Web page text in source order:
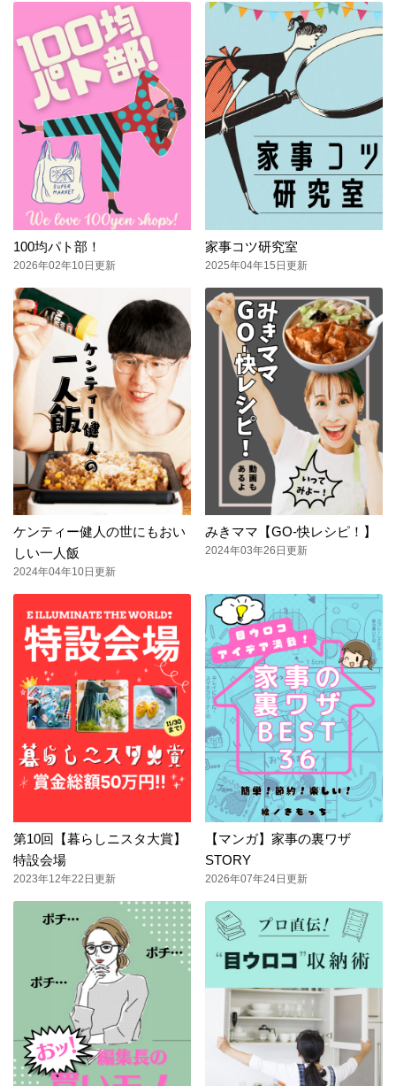
100均パト部！
2026年02年10日更新
家事コツ研究室
2025年04年15日更新
ケンティー健人の世にもおい
しい一人飯
2024年04年10日更新
みきママ【GO-快レシピ！】
2024年03年26日更新
第10回【暮らしニスタ大賞】
特設会場
2023年12年22日更新
【マンガ】家事の裏ワザ
STORY
2026年07年24日更新